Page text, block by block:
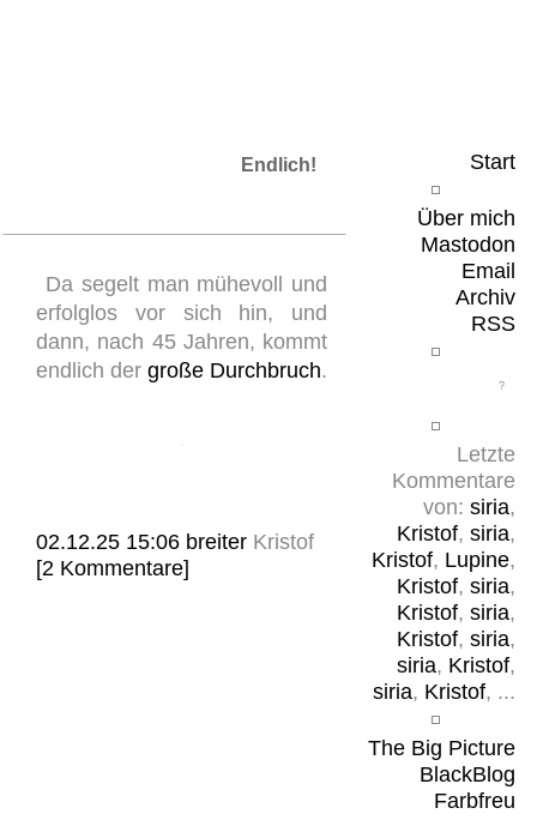
Start
Über mich
Mastodon
Email
Archiv
RSS
Letzte
Kommentare
von: siria,
Kristof, siria,
Kristof, Lupine,
Kristof, siria,
Kristof, siria,
Kristof, siria,
siria, Kristof,
siria, Kristof, ...
The Big Picture
BlackBlog
Farbfreu
Endlich!
Da segelt man mühevoll und
erfolglos vor sich hin, und
dann, nach 45 Jahren, kommt
endlich der große Durchbruch.
02.12.25 15:06 breiter Kristof
[2 Kommentare]